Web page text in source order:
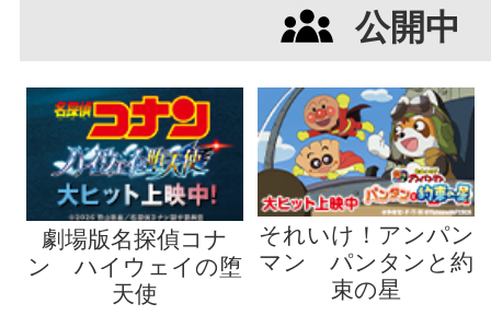
公開中
劇場版名探偵コナ
ン ハイウェイの堕
天使
それいけ！アンパン
マン パンタンと約
束の星